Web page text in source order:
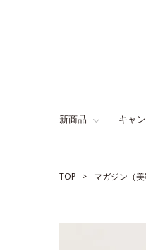
新商品 キャ
TOP マガジン（美